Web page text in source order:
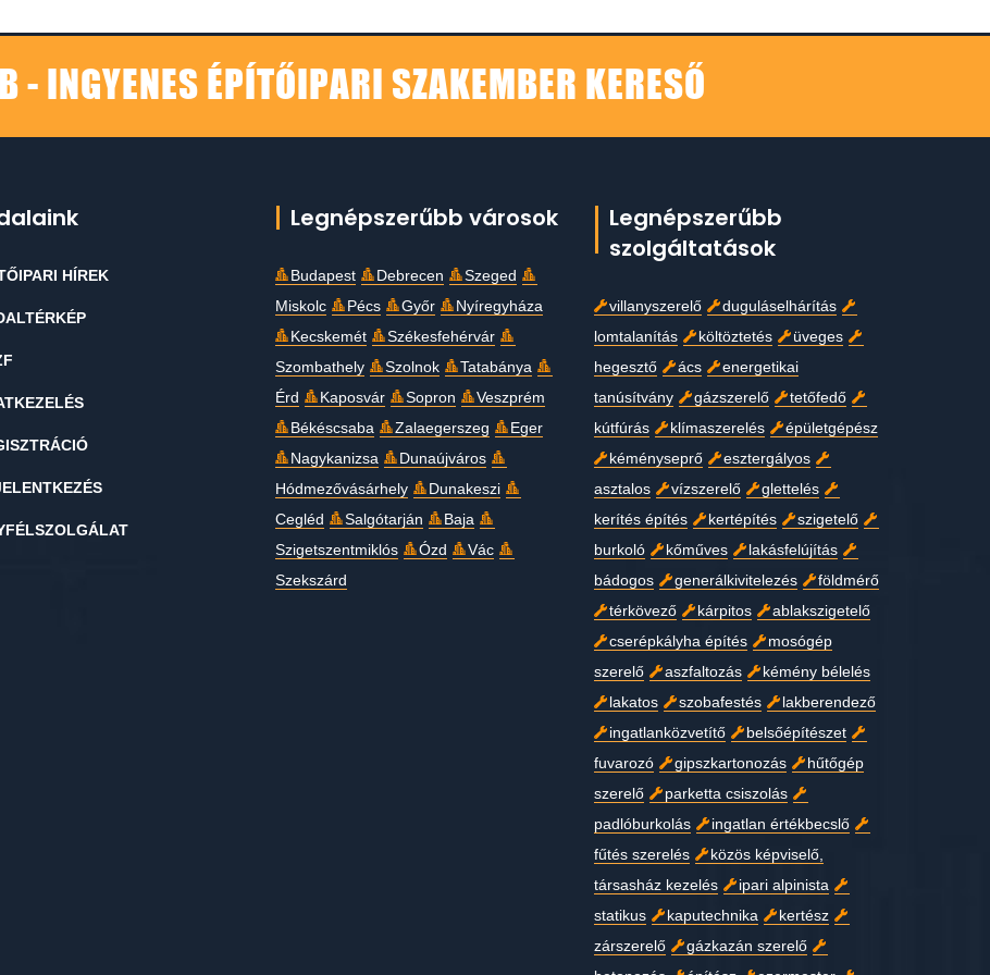
- INGYENES ÉPÍTŐIPARI SZAKEMBER KERESŐ
HÍREK
Legnépszerűbb városok
Budapest Debrecen
Szeged
Miskolc
Pécs Győr
Nyíregyháza
Kecskemét
Székesfehérvár
Szombathely
Szolnok
Tatabánya
Érd
Kaposvár Sopron
Veszprém
Békéscsaba
Zalaegerszeg
Eger
Nagykanizsa
Dunaújváros
Hódmezővásárhely
Dunakeszi
Cegléd
Salgótarján
Baja
Szigetszentmiklós
Ózd
Vác
Szekszárd
Legnépszerűbb
szolgáltatások
villanyszerelő
duguláselhárítás
lomtalanítás
költöztetés
üveges
hegesztő
ács
energetikai
tanúsítvány
gázszerelő
tetőfedő
kútfúrás
klímaszerelés
épületgépész
kéményseprő
esztergályos
asztalos
vízszerelő
glettelés
kerítés építés
kertépítés
szigetelő
burkoló
kőműves
lakásfelújítás
bádogos
generálkivitelezés
földmérő
térkövező
kárpitos
ablakszigetelő
cserépkályha építés
mosógép
szerelő
aszfaltozás
kémény bélelés
lakatos
szobafestés
lakberendező
ingatlanközvetítő
belsőépítészet
fuvarozó
gipszkartonozás
hűtőgép
szerelő
parketta csiszolás
padlóburkolás
ingatlan értékbecslő
fűtés szerelés
közös képviselő,
társasház kezelés
ipari alpinista
statikus
kaputechnika
kertész
zárszerelő
gázkazán szerelő